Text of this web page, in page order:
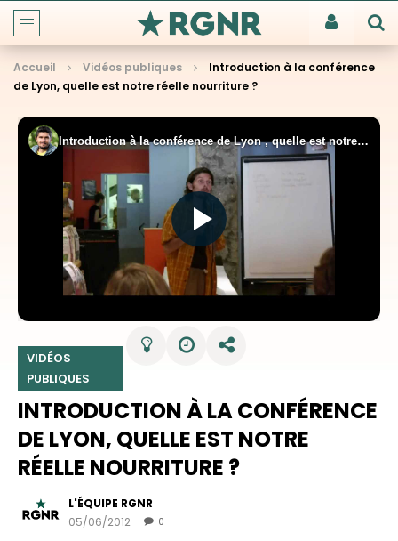
Accueil Vidéos publiques
Introduction à la conférence
de Lyon, quelle est notre réelle nourriture ?
VIDÉOS
PUBLIQUES
INTRODUCTION À LA CONFÉRENCE
DE LYON, QUELLE EST NOTRE
RÉELLE NOURRITURE ?
L'ÉQUIPE RGNR
05/06/2012
0